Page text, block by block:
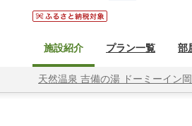
施設紹介 プラン一覧 部
天然温泉 吉備の湯 ドーミーイン